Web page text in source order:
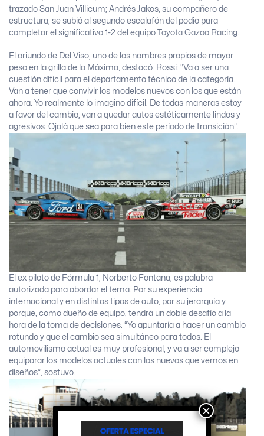
trazado San Juan Villicum; Andrés Jakos, su compañero de
estructura, se subió al segundo escalafón del podio para
completar el significativo 1-2 del equipo Toyota Gazoo Racing.
El oriundo de Del Viso, uno de los nombres propios de mayor
peso en la grilla de la Máxima, destacó: Rossi: “Va a ser una
cuestión difícil para el departamento técnico de la categoría.
Van a tener que convivir los modelos nuevos con los que están
ahora. Yo realmente lo imagino difícil. De todas maneras estoy
a favor del cambio, van a quedar autos estéticamente lindos y
agresivos. Ojalá que sea para bien este período de transición”.
El ex piloto de Fórmula 1, Norberto Fontana, es palabra
autorizada para abordar el tema. Por su experiencia
internacional y en distintos tipos de auto, por su jerarquía y
porque, como dueño de equipo, tendrá un doble desafío a la
hora de la toma de decisiones. “Yo apuntaría a hacer un cambio
rotundo y que el cambio sea simultáneo para todos. El
automovilismo actual es muy profesional, y va a ser complejo
equiparar los modelos actuales con los nuevos que vemos en
diseños”, sostuvo.
×